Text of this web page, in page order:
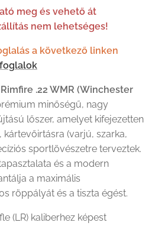
meg és vehető át
nem lehetséges!
a következő linken
.22 WMR (Winchester
minőségű, nagy
lőszer, amelyet kifejezetten
(varjú, szarka,
sportlövészetre terveztek.
és a modern
a maximális
röppályát és a tiszta égést.
(LR) kaliberhez képest